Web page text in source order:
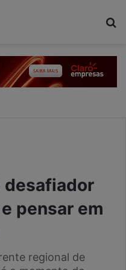
desafiador
pensar em
regional de